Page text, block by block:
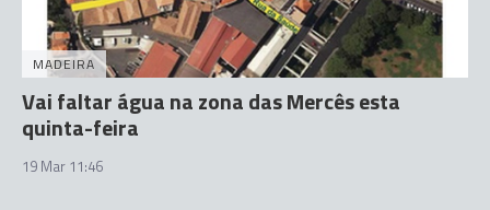
MADEIRA
Vai faltar água na zona das Mercês esta
quinta-feira
19 Mar 11:46